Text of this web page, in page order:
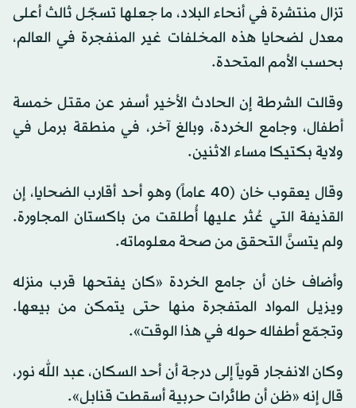
تزال منتشرة في أنحاء البلاد، ما جعلها تسجّل ثالث أعلى
معدل لضحايا هذه المخلفات غير المنفجرة في العالم،
بحسب الأمم المتحدة.
وقالت الشرطة إن الحادث الأخير أسفر عن مقتل خمسة
أطفال، وجامع الخردة، وبالغ آخر، في منطقة برمل في
ولاية بكتيكا مساء الاثنين.
وقال يعقوب خان (40 عاماً) وهو أحد أقارب الضحايا، إن
القذيفة التي عُثر عليها أُطلقت من باكستان المجاورة.
ولم يتسنَّ التحقق من صحة معلوماته.
وأضاف خان أن جامع الخردة «كان يفتحها قرب منزله
ويزيل المواد المتفجرة منها حتى يتمكن من بيعها.
وتجمّع أطفاله حوله في هذا الوقت».
وكان الانفجار قوياً إلى درجة أن أحد السكان، عبد الله نور،
قال إنه «ظن أن طائرات حربية أسقطت قنابل».